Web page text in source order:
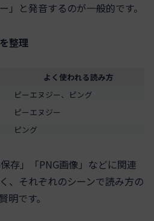
」と発音するのが一般的です。
整理
よく使われる読み方
ピーエヌジー、ピング
ピーエヌジー
ピング
存」「PNG画像」などに関連
、それぞれのシーンで読み方の
明です。